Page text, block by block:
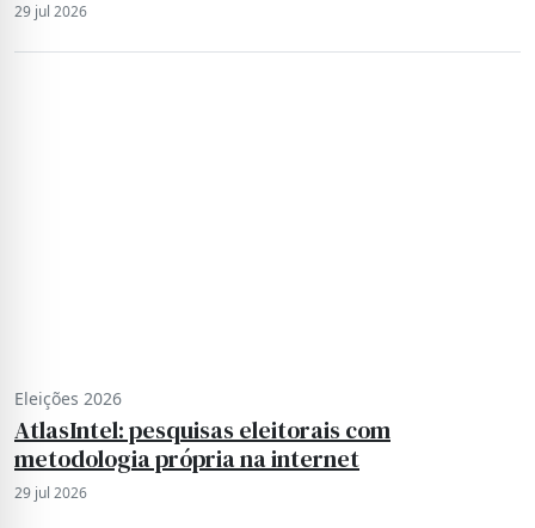
29 jul 2026
Eleições 2026
AtlasIntel: pesquisas eleitorais com
metodologia própria na internet
29 jul 2026